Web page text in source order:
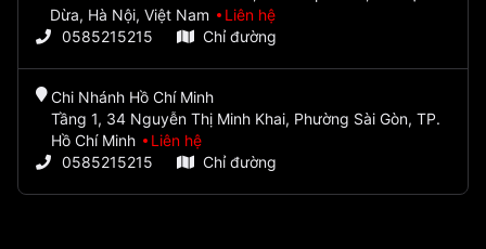
Dừa, Hà Nội, Việt Nam
Liên hệ
0585215215
Chỉ đường
Chi Nhánh Hồ Chí Minh
Tầng 1, 34 Nguyễn Thị Minh Khai, Phường Sài Gòn, TP.
Hồ Chí Minh
Liên hệ
0585215215
Chỉ đường